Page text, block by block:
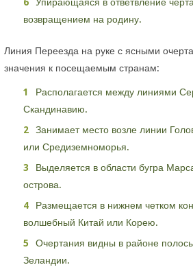
возвращением на родину.
Линия Переезда на руке с ясными
значения к посещаемым странам:
Располагается между линиями
Скандинавию.
Занимает место возле линии
или Средиземноморья.
Выделяется в области бугра
острова.
Размещается в нижнем четком
волшебный Китай или Корею.
Очертания видны в районе
Зеландии.